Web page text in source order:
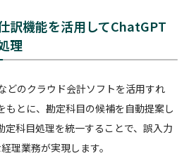
訳機能を活用してChatGPT
理
どのクラウド会計ソフトを活用すれ
とに、勘定科目の候補を自動提案し
科目処理を統一することで、誤入力
理業務が実現します。